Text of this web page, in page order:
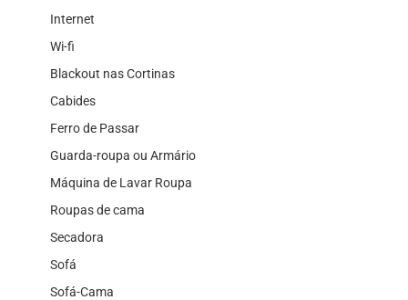
Internet
Wi-fi
Blackout nas Cortinas
Cabides
Ferro de Passar
Guarda-roupa ou Armário
Máquina de Lavar Roupa
Roupas de cama
Secadora
Sofá
Sofá-Cama